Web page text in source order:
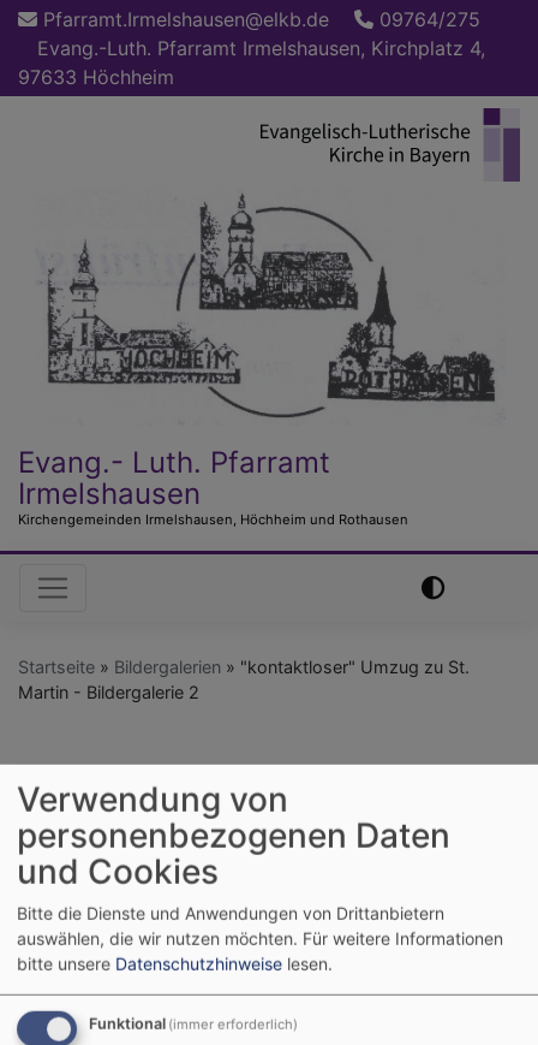
Direkt
Inhalt
Pfarramt.Irmelshausen@elkb.de
09764/275
Evang.-Luth. Pfarramt Irmelshausen, Kirchplatz 4,
97633 Höchheim
Evang.- Luth. Pfarramt
Irmelshausen
Kirchengemeinden Irmelshausen, Höchheim und Rothausen
Hauptnavigation
Startseite Bildergalerien
"kontaktloser" Umzug zu St.
Martin - Bildergalerie 2
"kontaktloser" Umzug
zu St. Martin -
Bildergalerie 2
Verwendung von
personenbezogenen Daten
und Cookies
Bitte die Dienste und Anwendungen von Drittanbietern
auswählen, die wir nutzen möchten. Für weitere Informationen
bitte unsere Datenschutzhinweise lesen.
Funktional (immer erforderlich)